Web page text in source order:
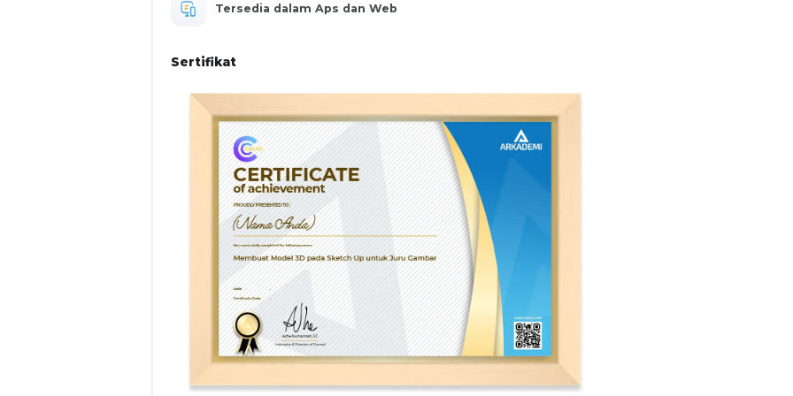
menghasilkan model 3D, dan membuat gambar kerja.
Menjelaskan fungsi tools di sketchup
Membuat bahan presentasi di layout
Mengelola model objek 3D dengan kreatif
ASPEK KOMPETENSI
A. Pengetahuan
Kompetensi yang dinilai
Menjelaskan fungsi tools di sketchup
Materi yang diajar
Toolbars and Principal Tools
Drawing Tools
Edit Tools
Construction Tools
B. Keterampilan
Tersedia dalam Aps dan Web
Sertifikat